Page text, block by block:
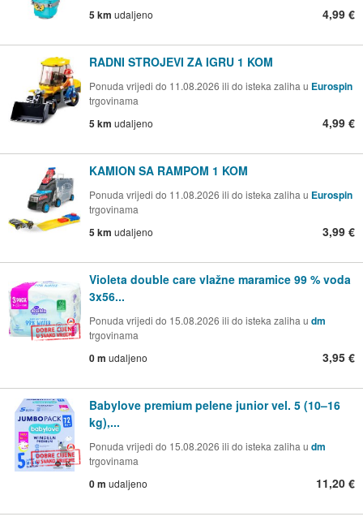
5 km udaljeno 4,99 €
RADNI STROJEVI ZA IGRU 1 KOM
Ponuda vrijedi do 11.08.2026 ili do isteka zaliha u Eurospin
trgovinama
5 km udaljeno 4,99 €
KAMION SA RAMPOM 1 KOM
Ponuda vrijedi do 11.08.2026 ili do isteka zaliha u Eurospin
trgovinama
5 km udaljeno 3,99 €
Violeta double care vlažne maramice 99 % voda
3x56...
Ponuda vrijedi do 15.08.2026 ili do isteka zaliha u dm
trgovinama
0 m udaljeno 3,95 €
Babylove premium pelene junior vel. 5 (10–16
kg),...
Ponuda vrijedi do 15.08.2026 ili do isteka zaliha u dm
trgovinama
0 m udaljeno 11,20 €